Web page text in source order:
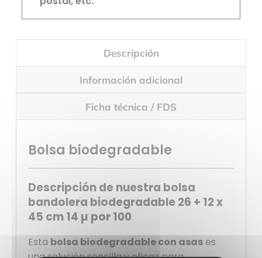
Descripción
Información adicional
Ficha técnica / FDS
Bolsa biodegradable
Descripción de nuestra bolsa
bandolera biodegradable 26 + 12 x
45 cm 14 µ por 100
Esta bolsa biodegradable con asases